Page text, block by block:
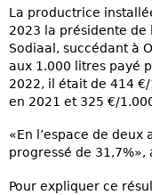
La productrice
2023 la présidente
Sodiaal, succédant à
aux 1.000 litres payé
2022, il était de 414
en 2021 et 325 €/
«En l’espace de
progressé de 31,7%»,
Pour expliquer ce